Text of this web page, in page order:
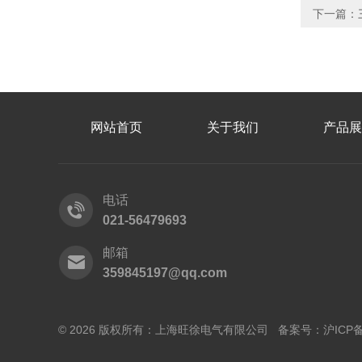
下一篇：
网站首页 关于我们 产品
电话
021-56479693
邮箱
359845197@qq.com
© 2026 版权所有：上海旺徐电气有限公司 备案号： 沪ICP